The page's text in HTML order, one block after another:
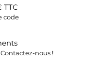
TTC
code
nous !